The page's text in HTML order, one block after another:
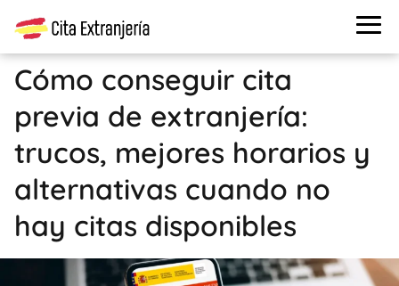
Cómo conseguir cita
previa de extranjería:
trucos, mejores horarios y
alternativas cuando no
hay citas disponibles